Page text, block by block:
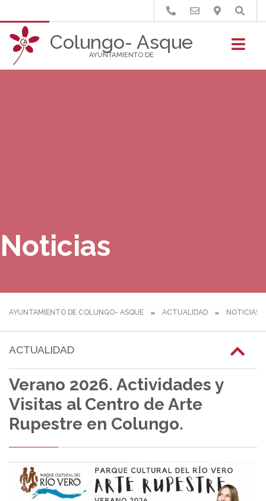
Colungo- Asque
AYUNTAMIENTO DE
Buscar
Noticias
AYUNTAMIENTO DE COLUNGO- ASQUE ACTUALIDAD NOTICIAS
ACTUALIDAD
Verano 2026. Actividades y
Visitas al Centro de Arte
Rupestre en Colungo.